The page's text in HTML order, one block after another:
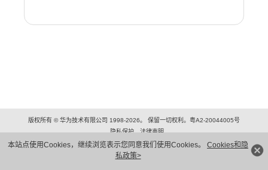
本站点使用Cookies，继续浏览表示您同意我们使用Cookies。 Cookies和隐
私政策>
版权所有 © 华为技术有限公司 1998-2026。 保留一切权利。粤A2-20044005号
隐私保护
法律声明